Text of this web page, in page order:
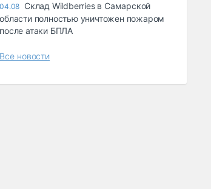
04.08 Склад Wildberries в Самарской
области полностью уничтожен пожаром
после атаки БПЛА
Все новости